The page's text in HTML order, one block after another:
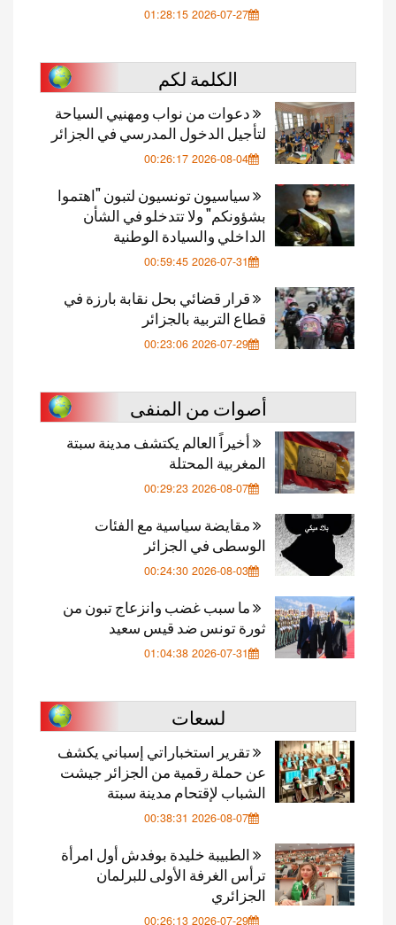
2026-07-27 01:28:15
الكلمة لكم
دعوات من نواب ومهنيي السياحة
لتأجيل الدخول المدرسي في الجزائر
2026-08-04 00:26:17
سياسيون تونسيون لتبون "اهتموا
بشؤونكم" ولا تتدخلو في الشأن
الداخلي والسيادة الوطنية
2026-07-31 00:59:45
قرار قضائي بحل نقابة بارزة في
قطاع التربية بالجزائر
2026-07-29 00:23:06
أصوات من المنفى
أخيراً العالم يكتشف مدينة سبتة
المغربية المحتلة
2026-08-07 00:29:23
مقايضة سياسية مع الفئات
الوسطى في الجزائر
2026-08-03 00:24:30
ما سبب غضب وانزعاج تبون من
ثورة تونس ضد قيس سعيد
2026-07-31 01:04:38
لسعات
تقرير استخباراتي إسباني يكشف
عن حملة رقمية من الجزائر جيشت
الشباب لإقتحام مدينة سبتة
2026-08-07 00:38:31
الطبيبة خليدة بوفدش أول امرأة
ترأس الغرفة الأولى للبرلمان
الجزائري
2026-07-29 00:26:13